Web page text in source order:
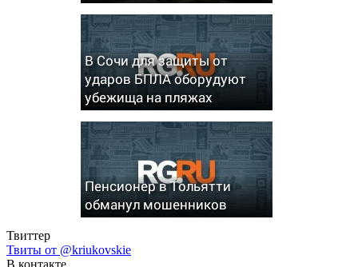
В Сочи для защиты от
ударов БПЛА оборудуют
убежища на пляжах
Пенсионер в Тольятти
обманул мошенников
Твиттер
Твиты от @kriukovskie
В контакте